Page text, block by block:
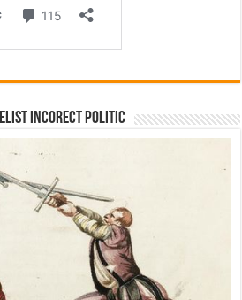
Incorect Politic